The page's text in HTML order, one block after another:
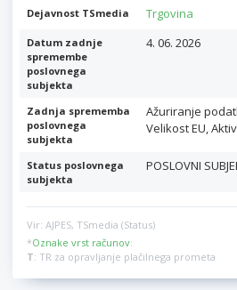
Dejavnost TSmedia Trgovina
Datum zadnje
spremembe
poslovnega
subjekta
4. 06. 2026
Zadnja sprememba
poslovnega
subjekta
Ažuriranje
Velikost EU,
Status poslovnega
subjekta
POSLOVNI
Vir: AJPES, TSmedia (Status)
*Oznake vrst računov:
T: TR za opravljanje plačilnega prometa